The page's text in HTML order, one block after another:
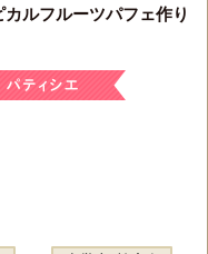
カルフルーツパフェ作り